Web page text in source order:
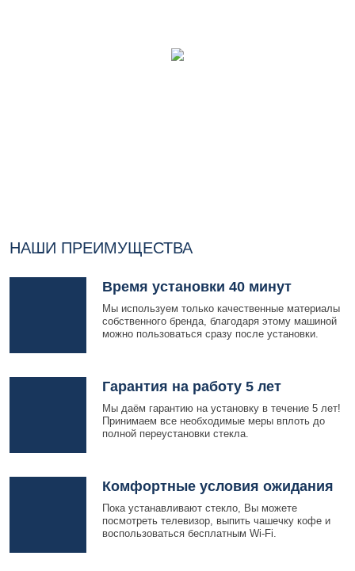
НАШИ ПРЕИМУЩЕСТВА
Время установки 40 минут
Мы используем только качественные материалы
собственного бренда, благодаря этому машиной
можно пользоваться сразу после установки.
Гарантия на работу 5 лет
Мы даём гарантию на установку в течение 5 лет!
Принимаем все необходимые меры вплоть до
полной переустановки стекла.
Комфортные условия ожидания
Пока устанавливают стекло, Вы можете
посмотреть телевизор, выпить чашечку кофе и
воспользоваться бесплатным Wi-Fi.